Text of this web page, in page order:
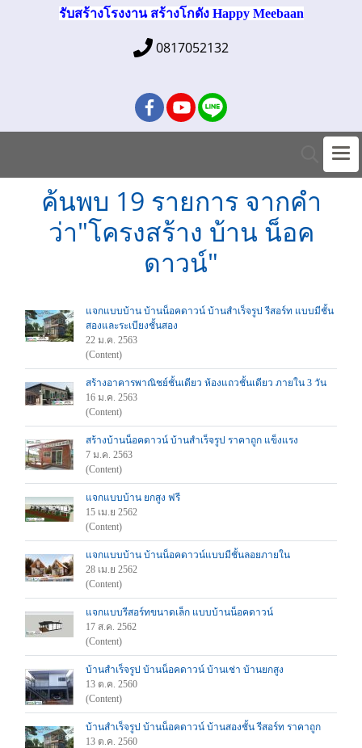
รับสร้างโรงงาน สร้างโกดัง Happy Meebaan
0817052132
ค้นพบ 19 รายการ จากคำ
ว่า"โครงสร้าง บ้าน น็อค
ดาวน์"
แจกแบบบ้าน บ้านน็อคดาวน์ บ้านสำเร็จรูป รีสอร์ท แบบมีชั้น
สองและระเบียงชั้นสอง
22 ม.ค. 2563
(Content)
สร้างอาคารพาณิชย์ชั้นเดียว ห้องแถวชั้นเดียว ภายใน 3 วัน
16 ม.ค. 2563
(Content)
สร้างบ้านน็อคดาวน์ บ้านสำเร็จรูป ราคาถูก แข็งแรง
7 ม.ค. 2563
(Content)
แจกแบบบ้าน ยกสูง ฟรี
15 เม.ย 2562
(Content)
แจกแบบบ้าน บ้านน็อคดาวน์แบบมีชั้นลอยภายใน
28 เม.ย 2562
(Content)
แจกแบบรีสอร์ทขนาดเล็ก แบบบ้านน็อคดาวน์
17 ส.ค. 2562
(Content)
บ้านสำเร็จรูป บ้านน็อคดาวน์ บ้านเช่า บ้านยกสูง
13 ต.ค. 2560
(Content)
บ้านสำเร็จรูป บ้านน็อคดาวน์ บ้านสองชั้น รีสอร์ท ราคาถูก
13 ต.ค. 2560